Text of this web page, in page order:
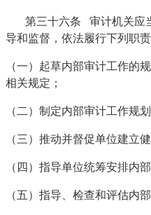
第三十六条 审计机关应
导和监督，依法履行下列职
（一）起草内部审计工作的
相关规定；
（二）制定内部审计工作规
（三）推动并督促单位建立
（四）指导单位统筹安排内
（五）指导、检查和评估内